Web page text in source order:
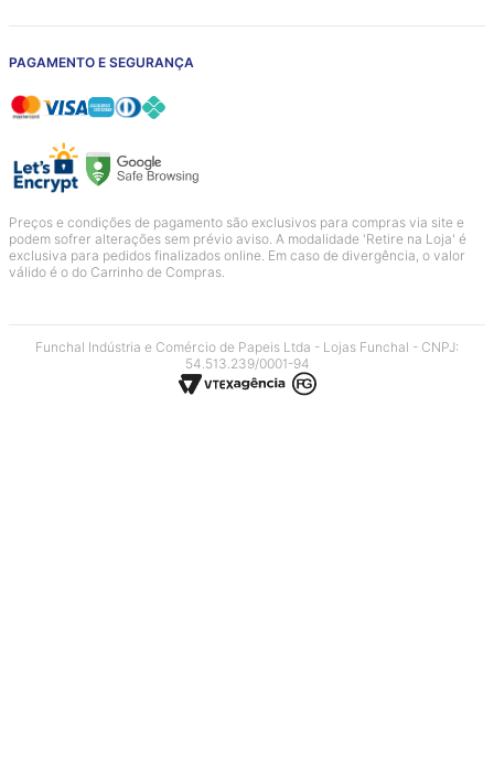
PAGAMENTO E SEGURANÇA
Preços e condições de pagamento são exclusivos para compras via site e
podem sofrer alterações sem prévio aviso. A modalidade 'Retire na Loja' é
exclusiva para pedidos finalizados online. Em caso de divergência, o valor
válido é o do Carrinho de Compras.
Funchal Indústria e Comércio de Papeis Ltda - Lojas Funchal - CNPJ:
54.513.239/0001-94